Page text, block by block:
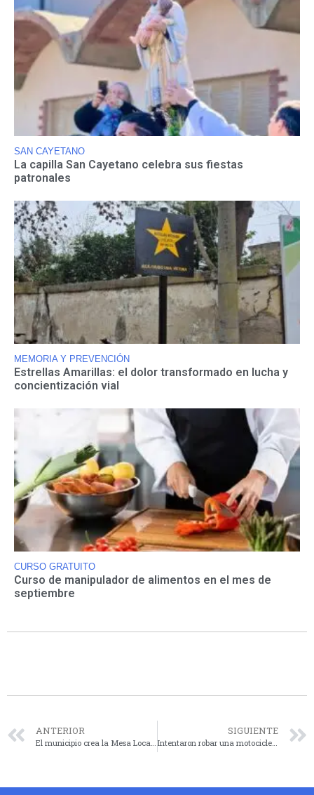
SAN CAYETANO
La capilla San Cayetano celebra sus fiestas
patronales
MEMORIA Y PREVENCIÓN
Estrellas Amarillas: el dolor transformado en lucha y
concientización vial
CURSO GRATUITO
Curso de manipulador de alimentos en el mes de
septiembre
ANTERIOR
El municipio crea la Mesa Local de Seguridad Escolar para abordar la seguridad en escuelas de forma conjunta
SIGUIENTE
Intentaron robar una motocicleta en Rivadavia al 400 y huyeron tras ser advertidos